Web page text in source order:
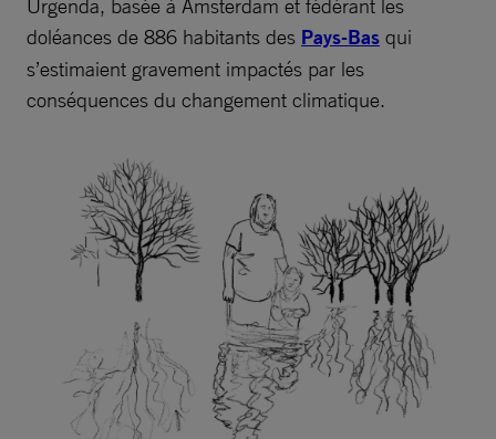
Urgenda, basée à Amsterdam et fédérant les
doléances de 886 habitants des Pays-Bas qui
s’estimaient gravement impactés par les
conséquences du changement climatique.